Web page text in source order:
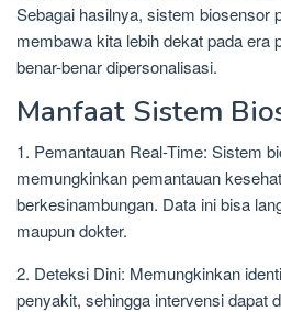
Sebagai hasilnya, sistem biosensor
membawa kita lebih dekat pada era
benar-benar dipersonalisasi.
Manfaat Sistem
1. Pemantauan Real-Time: Sistem
memungkinkan pemantauan
berkesinambungan. Data ini bisa
maupun dokter.
2. Deteksi Dini: Memungkinkan
penyakit, sehingga intervensi dapat